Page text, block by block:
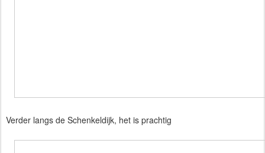
Verder langs de Schenkeldijk, het is prachtig